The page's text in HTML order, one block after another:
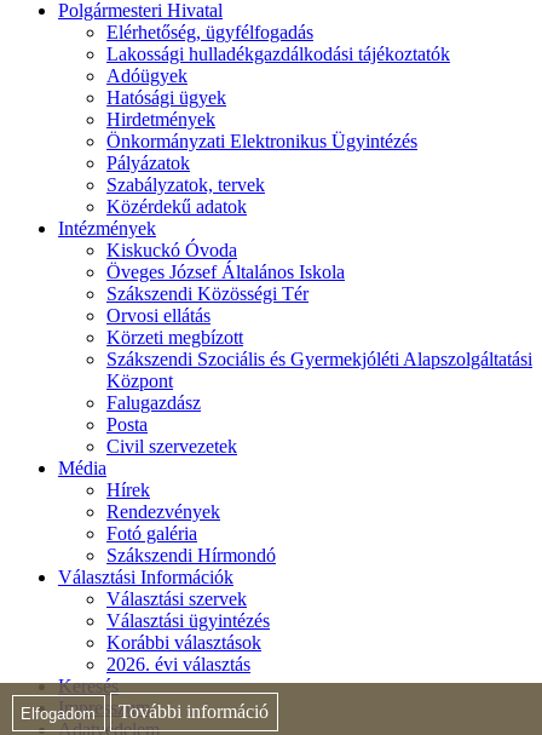
Elfogadom További információ
Polgármesteri Hivatal
Elérhetőség, ügyfélfogadás
Lakossági hulladékgazdálkodási tájékoztatók
Adóügyek
Hatósági ügyek
Hirdetmények
Önkormányzati Elektronikus Ügyintézés
Pályázatok
Szabályzatok, tervek
Közérdekű adatok
Intézmények
Kiskuckó Óvoda
Öveges József Általános Iskola
Szákszendi Közösségi Tér
Orvosi ellátás
Körzeti megbízott
Szákszendi Szociális és Gyermekjóléti Alapszolgáltatási
Központ
Falugazdász
Posta
Civil szervezetek
Média
Hírek
Rendezvények
Fotó galéria
Szákszendi Hírmondó
Választási Információk
Választási szervek
Választási ügyintézés
Korábbi választások
2026. évi választás
Keresés
Impresszum
Adatvédelem